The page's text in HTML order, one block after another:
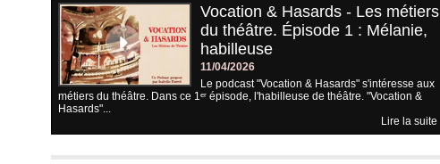
Vocation & Hasards - Les métiers
du théâtre. Épisode 1 : Mélanie,
habilleuse
11/04/2026
Le podcast "Vocation & Hasards" s'intéresse aux
métiers du théâtre. Dans ce 1ᵉʳ épisode, l'habilleuse de théâtre. "Vocation &
Hasards"...
Lire la suite